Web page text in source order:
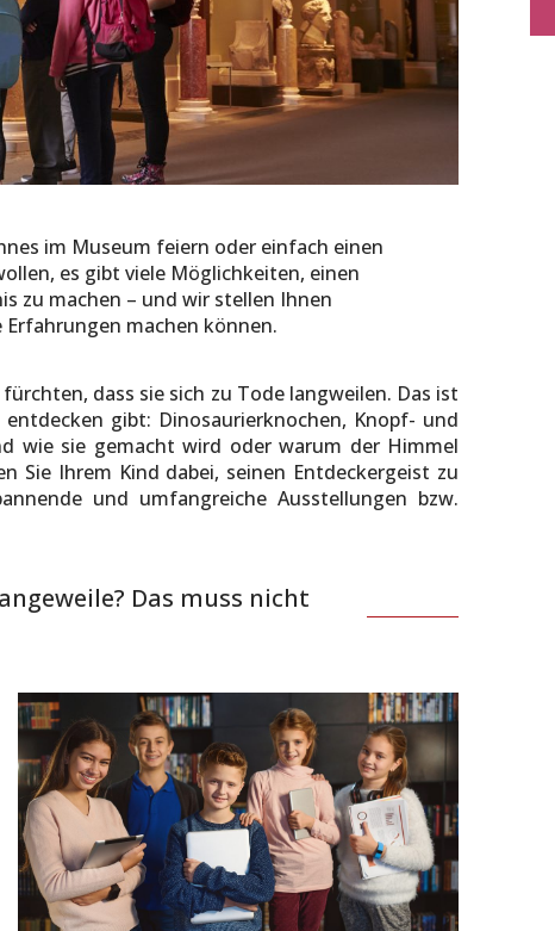
im Museum feiern oder einfach einen
es gibt viele Möglichkeiten, einen
zu machen – und wir stellen Ihnen
machen können.
dass sie sich zu Tode langweilen. Das ist
gibt: Dinosaurierknochen, Knopf- und
wie sie gemacht wird oder warum der Himmel
Sie Ihrem Kind dabei, seinen Entdeckergeist zu
und umfangreiche Ausstellungen bzw.
Das muss nicht